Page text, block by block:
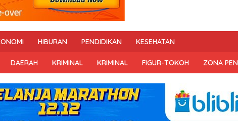
HIBURAN PENDIDIKAN KESEHATAN
DAERAH KRIMINAL KRIMINAL FIGUR-TOKOH ZONA